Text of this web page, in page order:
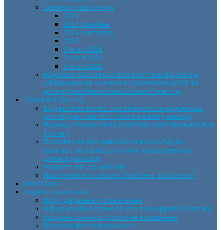
Семінар-практикум
2023
2024 травень
2024 листопад
2025
1 етап 2026
2 етап 2026
3 етап 2026
Науково-практична інтернет-конференція
«Формування ціннісних орієнтирів дітей та
молоді засобами позашкільної освіти»
Протидія булінгу
Кодекс безпечного освітнього середовища.
Антибулінгова політика в нашому закладі
Порядок подання та розгляду заяв про випадки
булінгу
Положення про запобігання і протидію
насильству та жорстокому поводженню з
дітьми у закладі
Нормативні документи
Про булінг на сторінці “Кабінет психолога”
Атестація
Корисні матеріали
Події державного значення
Інформаційна грамотність та цифрова безпека
Національно-патріотичне виховання
Безпека життєдіяльності